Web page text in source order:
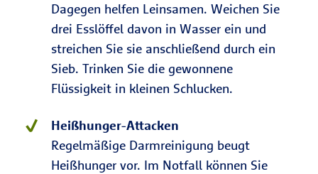
Dagegen helfen Leinsamen. Weichen Sie
drei Esslöffel davon in Wasser ein und
streichen Sie sie anschließend durch ein
Sieb. Trinken Sie die gewonnene
Flüssigkeit in kleinen Schlucken.
Heißhunger-Attacken
Regelmäßige Darmreinigung beugt
Heißhunger vor. Im Notfall können Sie